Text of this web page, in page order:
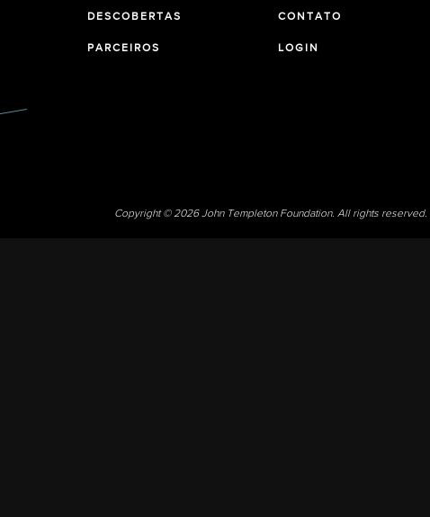
DESCOBERTAS
PARCEIROS
CONTATO
LOGIN
Copyright © 2026 John Templeton Foundation. All rights reserved.